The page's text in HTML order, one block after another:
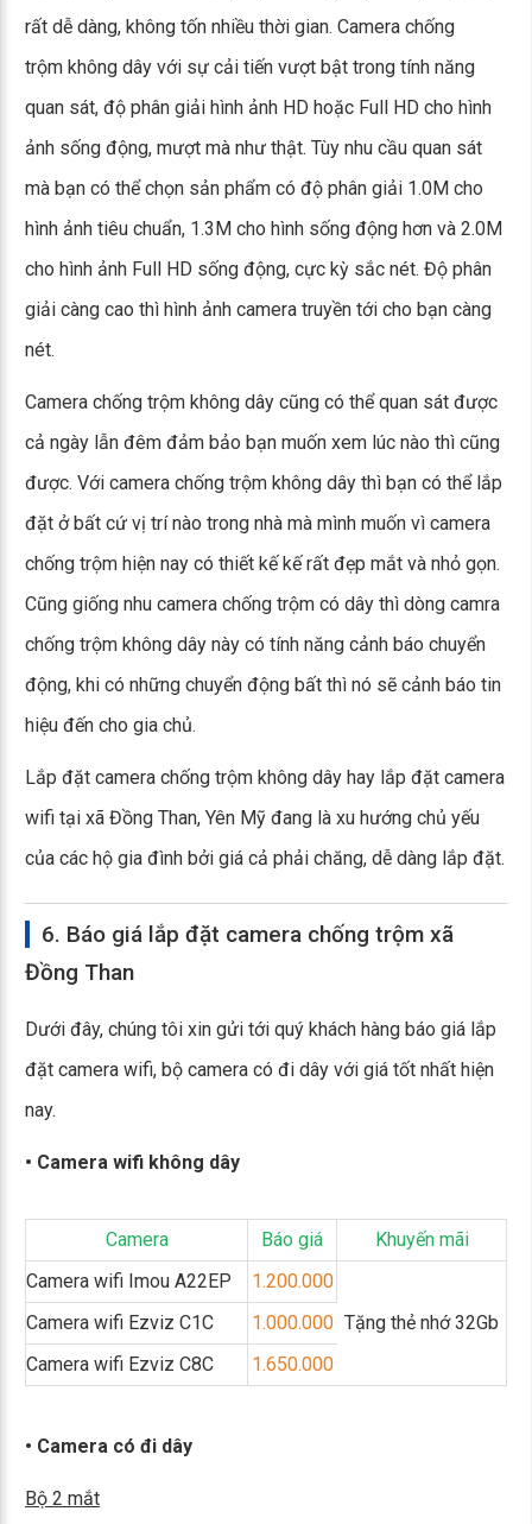
rất dễ dàng, không tốn nhiều thời gian. Camera chống
trộm không dây với sự cải tiến vượt bật trong tính năng
quan sát, độ phân giải hình ảnh HD hoặc Full HD cho hình
ảnh sống động, mượt mà như thật. Tùy nhu cầu quan sát
mà bạn có thể chọn sản phẩm có độ phân giải 1.0M cho
hình ảnh tiêu chuẩn, 1.3M cho hình sống động hơn và 2.0M
cho hình ảnh Full HD sống động, cực kỳ sắc nét. Độ phân
giải càng cao thì hình ảnh camera truyền tới cho bạn càng
nét.
Camera chống trộm không dây cũng có thể quan sát được
cả ngày lẫn đêm đảm bảo bạn muốn xem lúc nào thì cũng
được. Với camera chống trộm không dây thì bạn có thể lắp
đặt ở bất cứ vị trí nào trong nhà mà mình muốn vì camera
chống trộm hiện nay có thiết kế kế rất đẹp mắt và nhỏ gọn.
Cũng giống nhu camera chống trộm có dây thì dòng camra
chống trộm không dây này có tính năng cảnh báo chuyển
động, khi có những chuyển động bất thì nó sẽ cảnh báo tin
hiệu đến cho gia chủ.
Lắp đặt camera chống trộm không dây hay lắp đặt camera
wifi tại xã Đồng Than, Yên Mỹ đang là xu hướng chủ yếu
của các hộ gia đình bởi giá cả phải chăng, dễ dàng lắp đặt.
6. Báo giá lắp đặt camera chống trộm xã
Đồng Than
Dưới đây, chúng tôi xin gửi tới quý khách hàng báo giá lắp
đặt camera wifi, bộ camera có đi dây với giá tốt nhất hiện
nay.
• Camera wifi không dây
Camera Báo giá
Khuyến mãi
Camera wifi Imou A22EP
1.200.000
Tặng thẻ nhớ 32Gb
Camera wifi Ezviz C1C
1.000.000
Camera wifi Ezviz C8C
1.650.000
• Camera có đi dây
Bộ 2 mắt